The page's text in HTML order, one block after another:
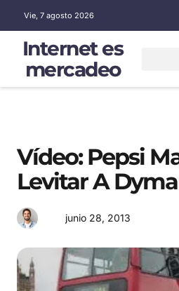
Vie, 7 agosto 2026
Internet es
mercadeo
Vídeo: Pepsi
Levitar A
junio 28, 2013